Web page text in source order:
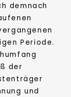
demnach
Periode.
der
und